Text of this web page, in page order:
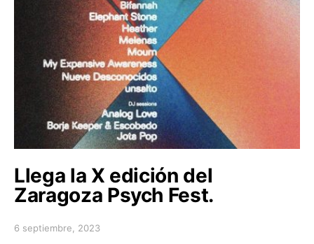
Llega la X edición del
Zaragoza Psych Fest.
Posted on
6 septiembre, 2023